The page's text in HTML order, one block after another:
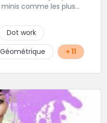
comme les plus
Dot work
Géométrique + 11